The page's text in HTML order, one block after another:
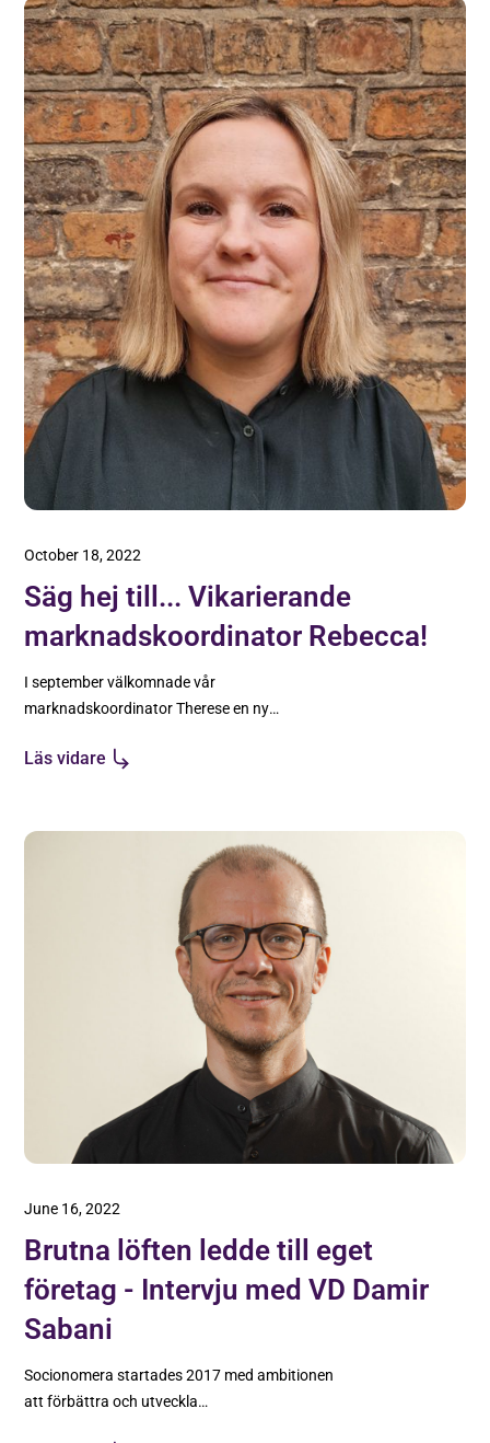
October 18, 2022
Säg hej till... Vikarierande
marknadskoordinator Rebecca!
I september välkomnade vår
marknadskoordinator Therese en ny
med vikarierande marknadskoordinator
Läs vidare
June 16, 2022
Brutna löften ledde till eget
företag - Intervju med VD Damir
Sabani
Socionomera startades 2017 med ambitionen
att förbättra och utveckla